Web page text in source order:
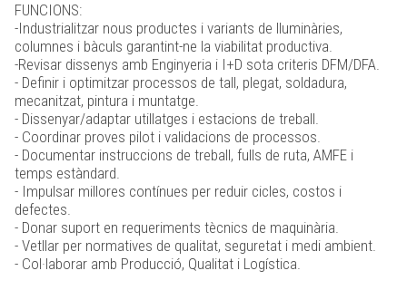
FUNCIONS:
-Industrialitzar nous productes i variants de lluminàries,
columnes i bàculs garantint-ne la viabilitat productiva.
-Revisar dissenys amb Enginyeria i I+D sota criteris DFM/DFA.
- Definir i optimitzar processos de tall, plegat, soldadura,
mecanitzat, pintura i muntatge.
- Dissenyar/adaptar utillatges i estacions de treball.
- Coordinar proves pilot i validacions de processos.
- Documentar instruccions de treball, fulls de ruta, AMFE i
temps estàndard.
- Impulsar millores contínues per reduir cicles, costos i
defectes.
- Donar suport en requeriments tècnics de maquinària.
- Vetllar per normatives de qualitat, seguretat i medi ambient.
- Col·laborar amb Producció, Qualitat i Logística.